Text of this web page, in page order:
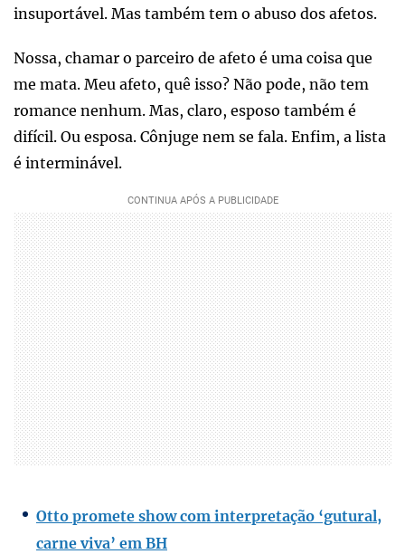
insuportável. Mas também tem o abuso dos afetos.
Nossa, chamar o parceiro de afeto é uma coisa que
me mata. Meu afeto, quê isso? Não pode, não tem
romance nenhum. Mas, claro, esposo também é
difícil. Ou esposa. Cônjuge nem se fala. Enfim, a lista
é interminável.
Otto promete show com interpretação ‘gutural,
carne viva’ em BH